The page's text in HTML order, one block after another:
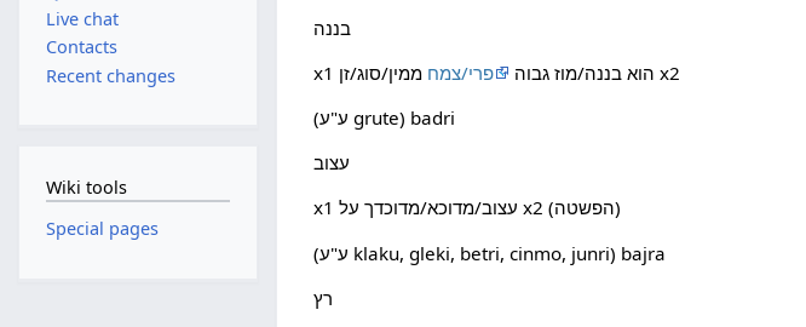
בננה
x1 הוא בננה/מוז גבוה
פרי/צמח
ממין/סוג/זן x2
(ע"ע grute) badri
עצוב
x1 עצוב/מדוכא/מדוכדך על x2 (הפשטה)
(ע"ע klaku, gleki, betri, cinmo, junri) bajra
רץ
Live chat
Contacts
Recent changes
Wiki tools
Special pages